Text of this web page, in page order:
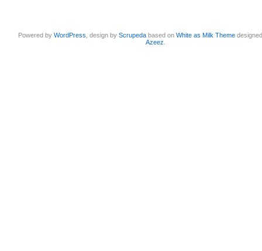
Powered byWordPress , design byScrupeda based onWhite as Milk Theme
Azeez